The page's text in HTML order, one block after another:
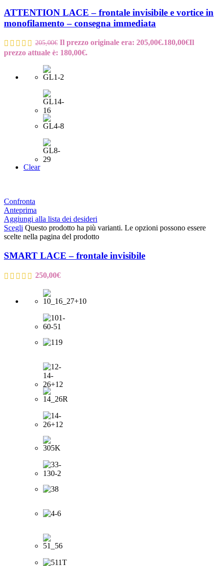
ATTENTION LACE – frontale invisibile e vortice in
monofilamento – consegna immediata
205,00€ Il prezzo originale era: 205,00€.180,00€Il
prezzo attuale è: 180,00€.
Clear
Confronta
Anteprima
Aggiungi alla lista dei desideri
Scegli Questo prodotto ha più varianti. Le opzioni possono essere
scelte nella pagina del prodotto
SMART LACE – frontale invisibile
250,00€